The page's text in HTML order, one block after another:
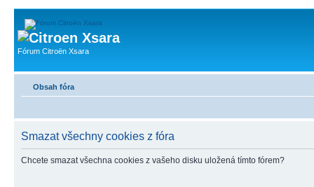
Fórum Citroën Xsara
Obsah fóra
Smazat všechny cookies z fóra
Chcete smazat všechna cookies z vašeho disku uložená tímto fórem?